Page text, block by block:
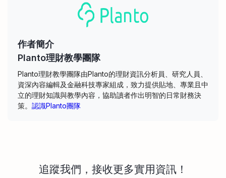
作者簡介
Planto理財教學團隊
Planto理財教學團隊由Planto的理財資訊分析員、研究人員、
資深內容編輯及金融科技專家組成，致力提供貼地、專業且中
立的理財知識與教學內容，協助讀者作出明智的日常財務決
策。 認識Planto團隊
追蹤我們，接收更多實用資訊！